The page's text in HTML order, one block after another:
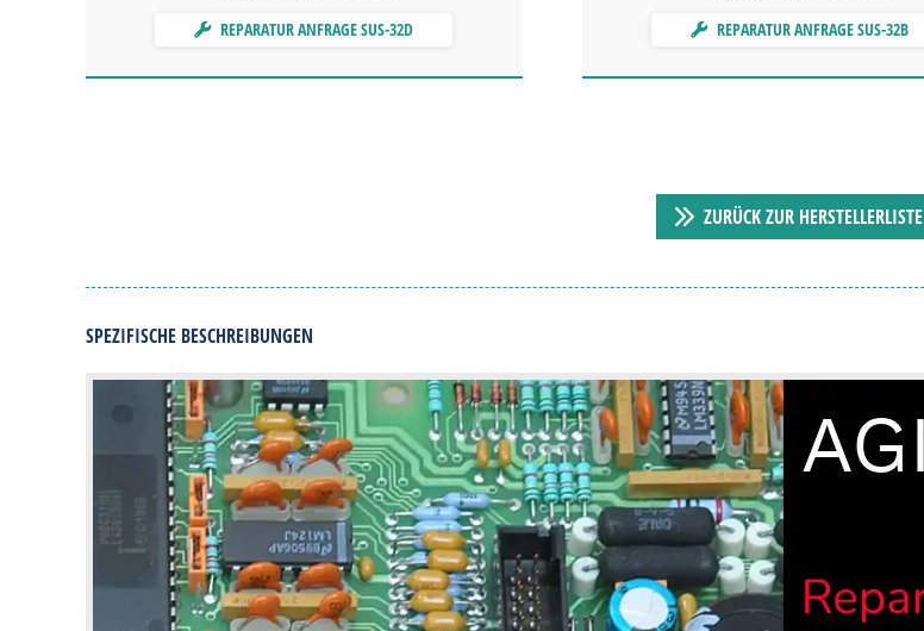
REPARATUR ANFRAGE SUS-32D REPARATUR ANFRAGE SUS-32B
ZURÜCK ZUR HERSTELLERLISTE
SPEZIFISCHE BESCHREIBUNGEN